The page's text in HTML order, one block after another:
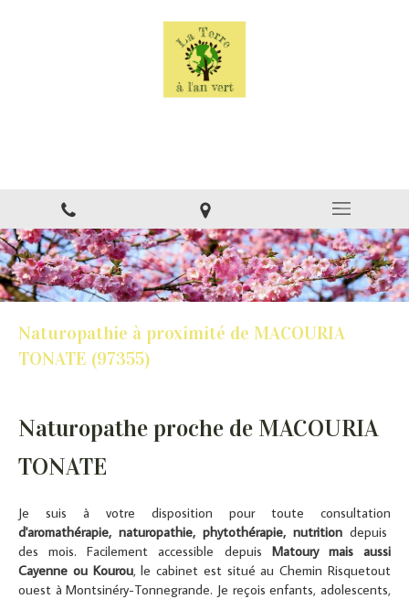
Naturopathie à proximité de MACOURIA
TONATE (97355)
Naturopathe proche de MACOURIA
TONATE
Je suis à votre disposition pour toute consultation
d'aromathérapie, naturopathie, phytothérapie, nutrition depuis
des mois. Facilement accessible depuis Matoury mais aussi
Cayenne ou Kourou, le cabinet est situé au Chemin Risquetout
ouest à Montsinéry-Tonnegrande. Je reçois enfants, adolescents,